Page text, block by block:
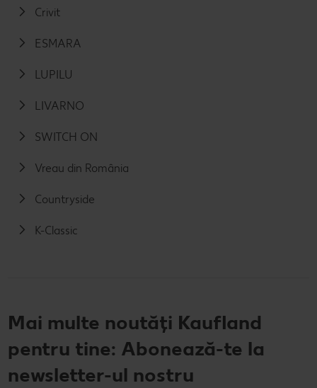
Crivit
ESMARA
LUPILU
LIVARNO
SWITCH ON
Vreau din România
Countryside
K-Classic
Mai multe noutăți Kaufland
pentru tine: Abonează-te la
newsletter-ul nostru